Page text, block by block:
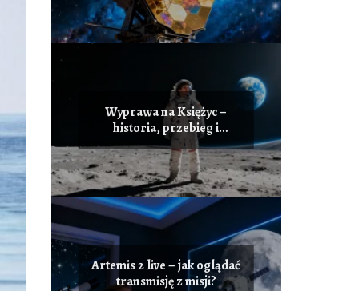
Wyprawa na Księżyc –
historia, przebieg i
znaczenie misji
Artemis 2 live – jak oglądać
transmisję z misji?